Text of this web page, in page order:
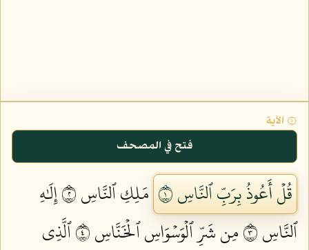
۞ الآية
فتح في المصحف
قُلۡ أَعُوذُ بِرَبِّ ٱلنَّاسِ ١ مَلِكِ ٱلنَّاسِ ٢
إِلَٰهِ
ٱلنَّاسِ ٣
مِن شَرِّ ٱلۡوَسۡوَاسِ ٱلۡخَنَّاسِ ٤
ٱلَّذِي